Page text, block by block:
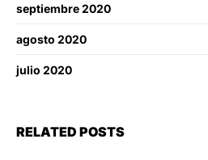
septiembre 2020
agosto 2020
julio 2020
RELATED POSTS